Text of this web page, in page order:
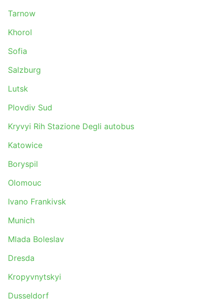
Tarnow
Khorol
Sofia
Salzburg
Lutsk
Plovdiv Sud
Kryvyi Rih Stazione Degli autobus
Katowice
Boryspil
Olomouc
Ivano Frankivsk
Munich
Mlada Boleslav
Dresda
Kropyvnytskyi
Dusseldorf